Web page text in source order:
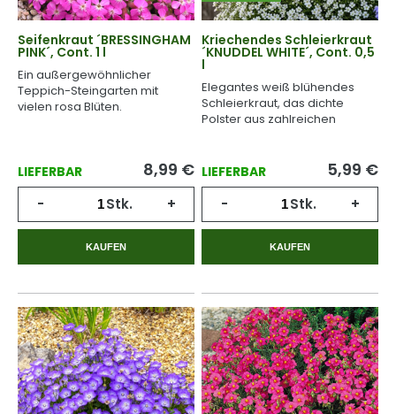
Seifenkraut ´BRESSINGHAM
PINK´, Cont. 1 l
Ein außergewöhnlicher
Teppich-Steingarten mit
vielen rosa Blüten.
LIEFERBAR 8,99 €
- Stk. +
KAUFEN
Kriechendes Schleierkraut
´KNUDDEL WHITE´, Cont. 0,5
l
Elegantes weiß blühendes
Schleierkraut, das dichte
Polster aus zahlreichen
LIEFERBAR 5,99 €
- Stk. +
KAUFEN